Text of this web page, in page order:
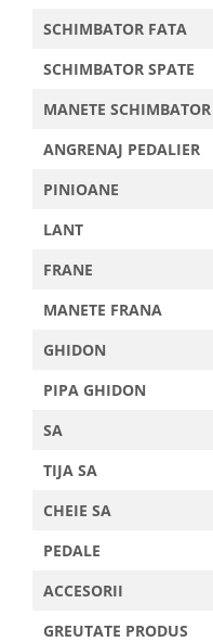
SCHIMBATOR FATA
SCHIMBATOR SPATE
MANETE SCHIMBATOR
ANGRENAJ PEDALIER
PINIOANE
LANT
FRANE
MANETE FRANA
GHIDON
PIPA GHIDON
SA
TIJA SA
CHEIE SA
PEDALE
ACCESORII
GREUTATE PRODUS